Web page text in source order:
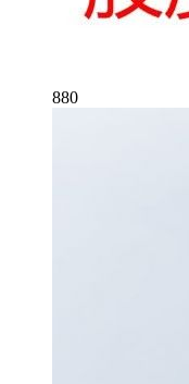
880